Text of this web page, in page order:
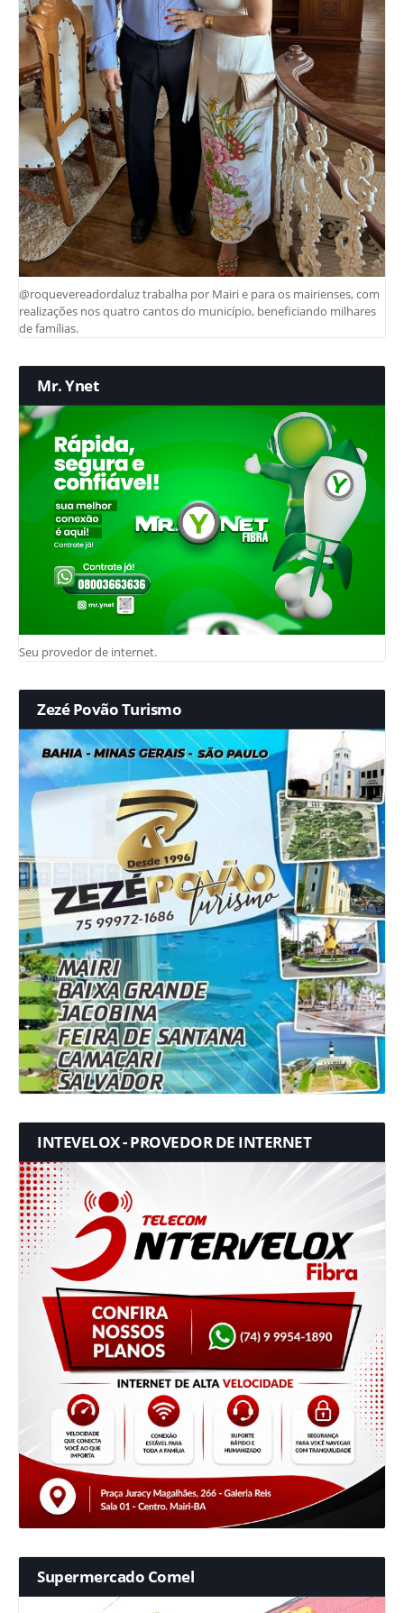
@roquevereadordaluz trabalha por Mairi e para os mairienses, com
realizações nos quatro cantos do município, beneficiando milhares
de famílias.
Mr. Ynet
Seu provedor de internet.
Zezé Povão Turismo
INTEVELOX - PROVEDOR DE INTERNET
Supermercado Comel